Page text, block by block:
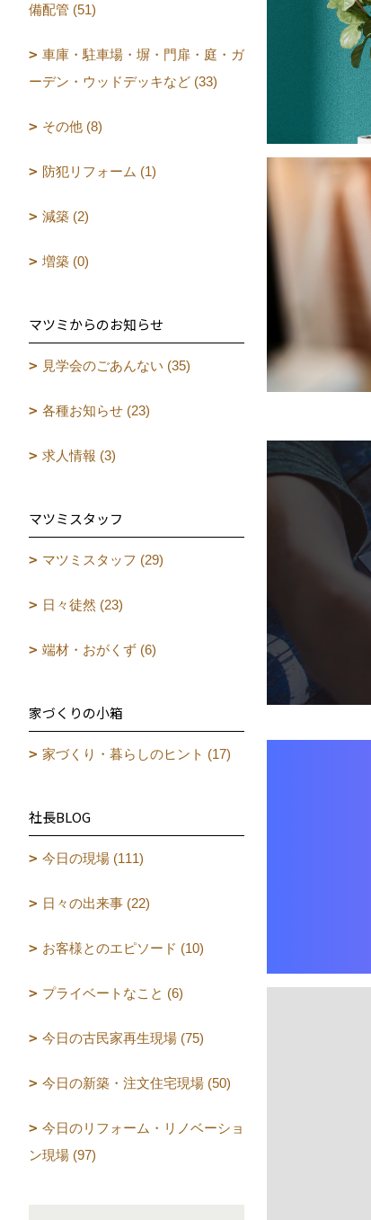
備配管 (51)
車庫・駐車場・塀・門扉・庭・ガ
ーデン・ウッドデッキなど (33)
その他 (8)
防犯リフォーム (1)
減築 (2)
増築 (0)
マツミからのお知らせ
見学会のごあんない (35)
各種お知らせ (23)
求人情報 (3)
マツミスタッフ
マツミスタッフ (29)
日々徒然 (23)
端材・おがくず (6)
家づくりの小箱
家づくり・暮らしのヒント (17)
社長BLOG
今日の現場 (111)
日々の出来事 (22)
お客様とのエピソード (10)
プライベートなこと (6)
今日の古民家再生現場 (75)
今日の新築・注文住宅現場 (50)
今日のリフォーム・リノベーショ
ン現場 (97)